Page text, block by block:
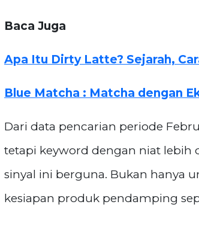
Baca Juga
Apa Itu Dirty Latte? Sejarah,
Blue Matcha : Matcha dengan
Dari data pencarian periode
tetapi keyword dengan niat lebih
sinyal ini berguna. Bukan hanya
kesiapan produk pendamping